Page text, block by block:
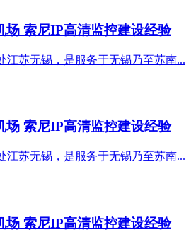
场 索尼IP高清监控建设经验
江苏无锡，是服务于无锡乃至苏南...
场 索尼IP高清监控建设经验
江苏无锡，是服务于无锡乃至苏南...
场 索尼IP高清监控建设经验